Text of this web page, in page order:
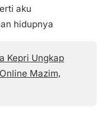
aku
hidupnya
Kepri Ungkap
Mazim,